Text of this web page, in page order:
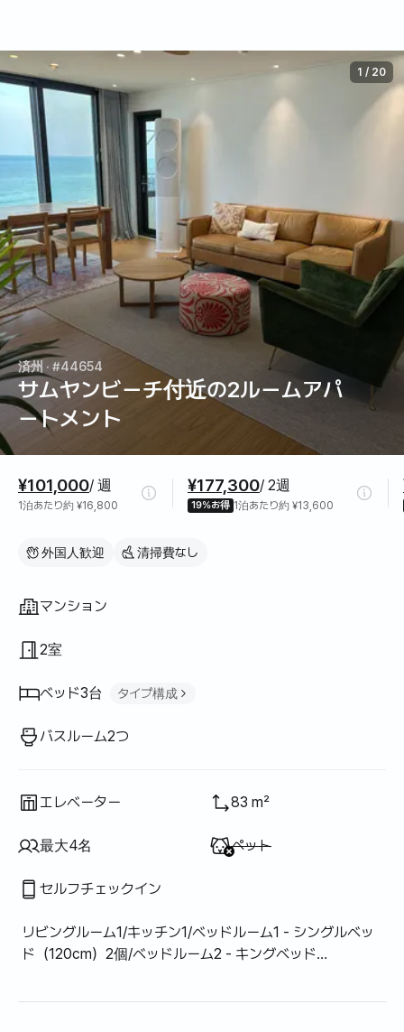
済州 · #44654
サムヤンビーチ付近の2ルームアパ
ートメント
1 / 20
¥101,000/ 週
1泊あたり約 ¥16,800
¥177,300/ 2週
19%お得 1泊あたり約 ¥13,600
外国人歓迎 清掃費なし
間取り
マンション
2室
ベッド3台 タイプ構成
キングベッド 1
バスルーム2つ
エレベーター 83 m²
最大4名 利用不可
ペット
セルフチェックイン
リビングルーム1/キッチン1/ベッドルーム1 - シングルベッ
ド（120cm）2個/ベッドルーム2 - キングベッド